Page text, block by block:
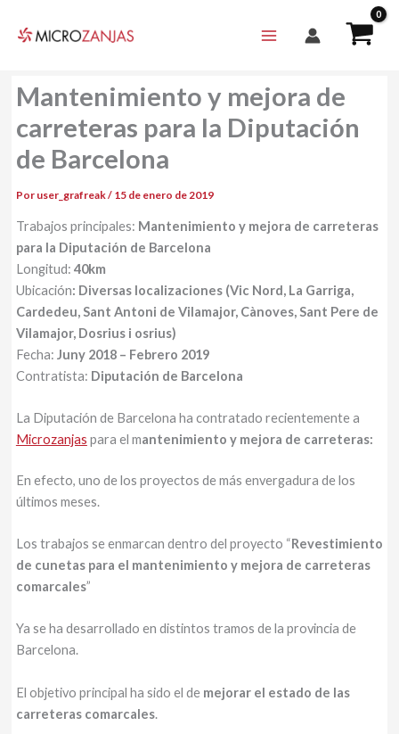
Mantenimiento y mejora de
carreteras para la Diputación
de Barcelona
Por user_grafreak/ 15 de enero de 2019
Trabajos principales: Mantenimiento y mejora de carreteras
para la Diputación de Barcelona
Longitud: 40km
Ubicación: Diversas localizaciones (Vic Nord, La Garriga,
Cardedeu, Sant Antoni de Vilamajor, Cànoves, Sant Pere de
Vilamajor, Dosrius i osrius)
Fecha: Juny 2018 – Febrero 2019
Contratista: Diputación de Barcelona
La Diputación de Barcelona ha contratado recientemente a
Microzanjas para el mantenimiento y mejora de carreteras:
En efecto, uno de los proyectos de más envergadura de los
últimos meses.
Los trabajos se enmarcan dentro del proyecto “Revestimiento
de cunetas para el mantenimiento y mejora de carreteras
comarcales”
Ya se ha desarrollado en distintos tramos de la provincia de
Barcelona.
El objetivo principal ha sido el de mejorar el estado de las
carreteras comarcales.